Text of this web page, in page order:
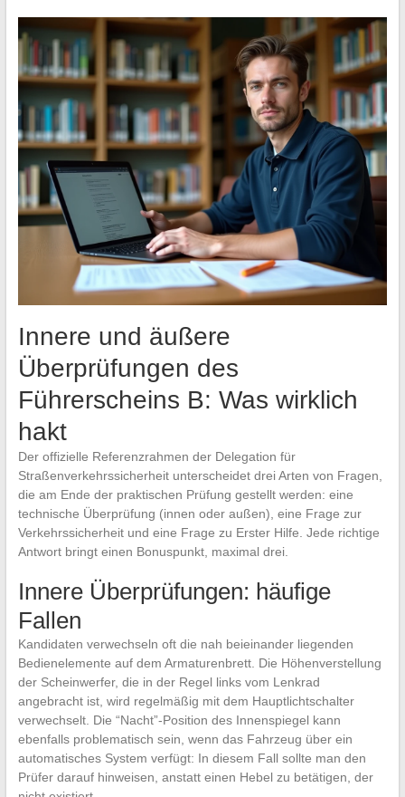
Innere und äußere
Überprüfungen des
Führerscheins B: Was wirklich
hakt
Der offizielle Referenzrahmen der Delegation für
Straßenverkehrssicherheit unterscheidet drei Arten von Fragen,
die am Ende der praktischen Prüfung gestellt werden: eine
technische Überprüfung (innen oder außen), eine Frage zur
Verkehrssicherheit und eine Frage zu Erster Hilfe. Jede richtige
Antwort bringt einen Bonuspunkt, maximal drei.
Innere Überprüfungen: häufige
Fallen
Kandidaten verwechseln oft die nah beieinander liegenden
Bedienelemente auf dem Armaturenbrett. Die Höhenverstellung
der Scheinwerfer, die in der Regel links vom Lenkrad
angebracht ist, wird regelmäßig mit dem Hauptlichtschalter
verwechselt. Die “Nacht”-Position des Innenspiegel kann
ebenfalls problematisch sein, wenn das Fahrzeug über ein
automatisches System verfügt: In diesem Fall sollte man den
Prüfer darauf hinweisen, anstatt einen Hebel zu betätigen, der